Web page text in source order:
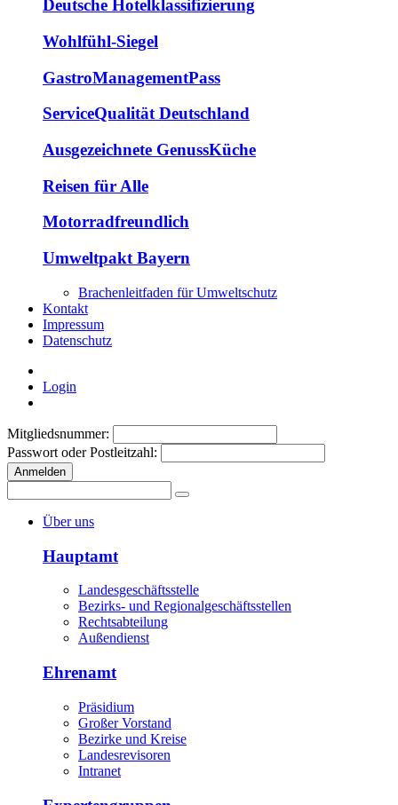
Deutsche Hotelklassifizierung
Wohlfühl-Siegel
GastroManagementPass
ServiceQualität Deutschland
Ausgezeichnete GenussKüche
Reisen für Alle
Motorradfreundlich
Umweltpakt Bayern
Brachenleitfaden für Umweltschutz
Kontakt
Impressum
Datenschutz
Login
Mitgliedsnummer:
Passwort oder Postleitzahl:
Anmelden
Über uns
Hauptamt
Landesgeschäftsstelle
Bezirks- und Regionalgeschäftsstellen
Rechtsabteilung
Außendienst
Ehrenamt
Präsidium
Großer Vorstand
Bezirke und Kreise
Landesrevisoren
Intranet